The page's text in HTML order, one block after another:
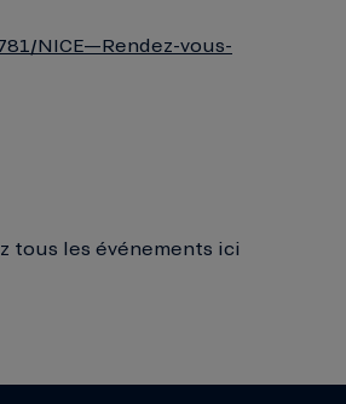
NICE—Rendez-vous-
tous les événements ici